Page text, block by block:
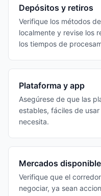
Depósitos y retiros
Verifique los métodos
localmente y revise los
los tiempos de
Plataforma y app
Asegúrese de que las
estables, fáciles de
necesita.
Mercados
Verifique que el
negociar, ya sean